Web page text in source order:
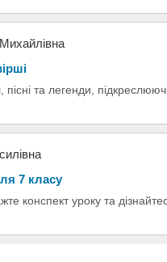
та легенди,
7 класу
конспект уроку та